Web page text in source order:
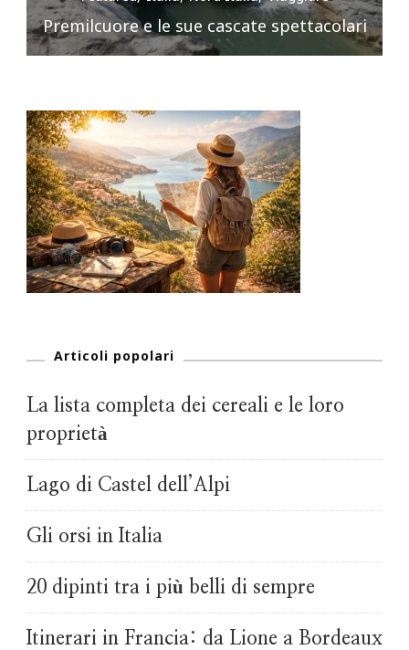
Premilcuore e le sue cascate spettacolari
Articoli popolari
La lista completa dei cereali e le loro
proprietà
Lago di Castel dell’Alpi
Gli orsi in Italia
20 dipinti tra i più belli di sempre
Itinerari in Francia: da Lione a Bordeaux